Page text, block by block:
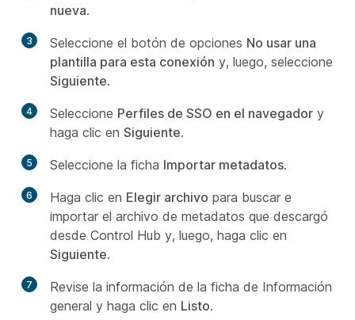
nueva.
3 Seleccione el botón de opciones No usar una
plantilla para esta conexión y, luego, seleccione
Siguiente.
4 Seleccione Perfiles de SSO en el navegador y
haga clic en Siguiente.
5 Seleccione la ficha Importar metadatos.
6 Haga clic en Elegir archivo para buscar e
importar el archivo de metadatos que descargó
desde Control Hub y, luego, haga clic en
Siguiente.
7
Revise la información de la ficha de Información
general y haga clic en Listo.